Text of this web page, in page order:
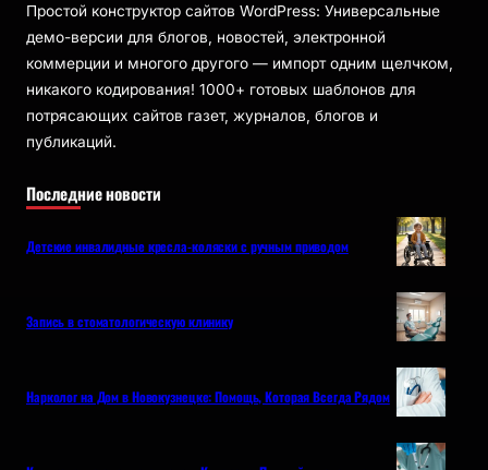
Простой конструктор сайтов WordPress: Универсальные
демо-версии для блогов, новостей, электронной
коммерции и многого другого — импорт одним щелчком,
никакого кодирования! 1000+ готовых шаблонов для
потрясающих сайтов газет, журналов, блогов и
публикаций.
Последние новости
Детские инвалидные кресла-коляски с ручным приводом
Запись в стоматологическую клинику
Нарколог на Дом в Новокузнецке: Помощь, Которая Всегда Рядом